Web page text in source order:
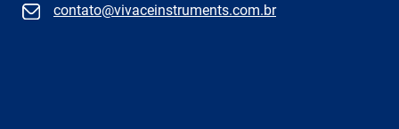
contato@vivaceinstruments.com.br